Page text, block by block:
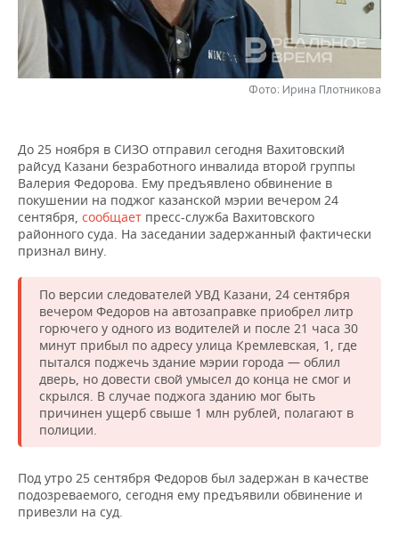
НЕФТЕХИМИЯ
НЕФТЬ
РОЗНИЧНАЯ ТОРГОВЛЯ
ТРАНСПОРТ
НОВОСТИ ТЕХНОЛОГИЙ
IT
ТЕЛЕКОММУНИКАЦИИ
МЕРОПРИЯТИЯ
НОВОСТИ МЕРОПРИЯТИЙ
БИЗНЕС-БРАНЧИ
ONLINE-КОНФЕРЕНЦИИ
ОТКРЫТАЯ ЛЕКЦИЯ
СПОРТ
ФУТБОЛ
ХОККЕЙ
БАСКЕТБОЛ
ВОЛЕЙБОЛ
КИБЕРСПОРТ
ФИГУРНОЕ КАТАНИЕ
ВОДНЫЕ ВИДЫ СПОРТА
ХОККЕЙ С МЯЧОМ
НОВОСТИ ОБЩЕСТВА
ВЛАСТЬ
ИНФРАСТРУКТУРА
ИСТОРИЯ
КУЛЬТУРА
МЕДИЦИНА
ОБРАЗОВАНИЕ
ПРОИСШЕСТВИЯ
ФОТОГАЛЕРЕЯ
СЮЖЕТЫ
СПРАВОЧНИК
СПИСОК ПЕРСОН
СПИСОК КОМПАНИЙ
ПОЛНАЯ ВЕРСИЯ
Фото: Ирина Плотникова
До 25 ноября в СИЗО отправил сегодня Вахитовский
райсуд Казани безработного инвалида второй группы
Валерия Федорова. Ему предъявлено обвинение в
покушении на поджог казанской мэрии вечером 24
сентября, сообщает пресс-служба Вахитовского
районного суда. На заседании задержанный фактически
признал вину.
По версии следователей УВД Казани, 24 сентября
вечером Федоров на автозаправке приобрел литр
горючего у одного из водителей и после 21 часа 30
минут прибыл по адресу улица Кремлевская, 1, где
пытался поджечь здание мэрии города — облил
дверь, но довести свой умысел до конца не смог и
скрылся. В случае поджога зданию мог быть
причинен ущерб свыше 1 млн рублей, полагают в
полиции.
Под утро 25 сентября Федоров был задержан в качестве
подозреваемого, сегодня ему предъявили обвинение и
привезли на суд.